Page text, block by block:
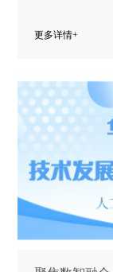
更多详情+